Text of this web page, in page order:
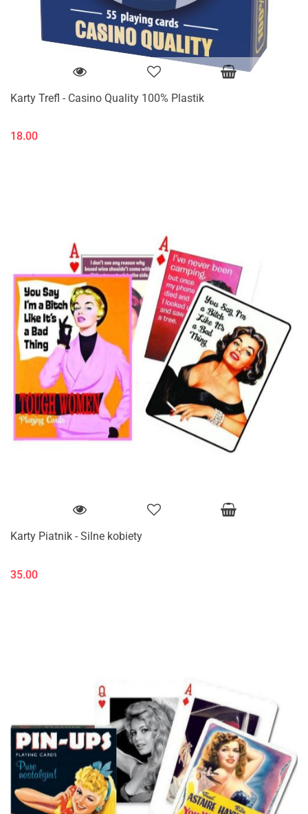
Karty Trefl - Casino Quality 100% Plastik
18.00
Karty Piatnik - Silne kobiety
35.00